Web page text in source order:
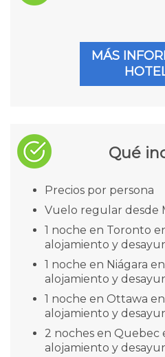
MÁS
Qué
Precios por persona
Vuelo regular desde
1 noche en Toronto
alojamiento y
1 noche en Niágara
alojamiento y
1 noche en Ottawa
alojamiento y
2 noches en Quebec
alojamiento y